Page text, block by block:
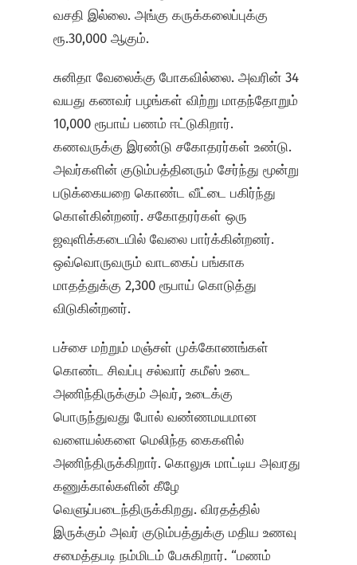
வசதி இல்லை. அங்கு கருக்கலைப்புக்கு
ரூ.30,000 ஆகும்.
சுனிதா வேலைக்கு போகவில்லை. அவரின் 34
வயது கணவர் பழங்கள் விற்று மாதந்தோறும்
10,000 ரூபாய் பணம் ஈட்டுகிறார்.
கணவருக்கு இரண்டு சகோதரர்கள் உண்டு.
அவர்களின் குடும்பத்தினரும் சேர்ந்து மூன்று
படுக்கையறை கொண்ட வீட்டை பகிர்ந்து
கொள்கின்றனர். சகோதரர்கள் ஒரு
ஜவுளிக்கடையில் வேலை பார்க்கின்றனர்.
ஒவ்வொருவரும் வாடகைப் பங்காக
மாதத்துக்கு 2,300 ரூபாய் கொடுத்து
விடுகின்றனர்.
பச்சை மற்றும் மஞ்சள் முக்கோணங்கள்
கொண்ட சிவப்பு சல்வார் கமீஸ் உடை
அணிந்திருக்கும் அவர், உடைக்கு
பொருந்துவது போல் வண்ணமயமான
வளையல்களை மெலிந்த கைகளில்
அணிந்திருக்கிறார். கொலுசு மாட்டிய அவரது
கணுக்கால்களின் கீழே
வெளுப்படைந்திருக்கிறது. விரதத்தில்
இருக்கும் அவர் குடும்பத்துக்கு மதிய உணவு
சமைத்தபடி நம்மிடம் பேசுகிறார். “மணம்